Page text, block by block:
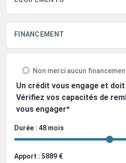
FINANCEMENT
Non merci aucun
Un crédit vous engage et
Vérifiez vos capacités de
vous engager*
Durée : 48 mois
Apport : 5889 €